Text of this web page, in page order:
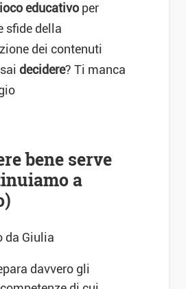
educativoper
sfide della
dei contenuti
decidere? Ti manca
bene serve
a
da Giulia
davvero gli